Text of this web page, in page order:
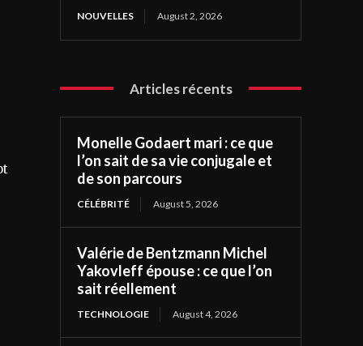
NOUVELLES August 2, 2026
Articles récents
Monelle Godaert mari : ce que
l’on sait de sa vie conjugale et
de son parcours
CÉLÉBRITÉ August 5, 2026
Valérie de Bentzmann Michel
Yakovleff épouse : ce que l’on
sait réellement
TECHNOLOGIE August 4, 2026